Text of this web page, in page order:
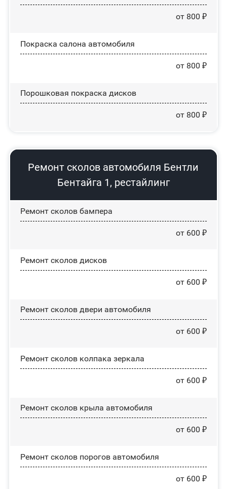
от 800 ₽
Покраска салона автомобиля
от 800 ₽
Порошковая покраска дисков
от 800 ₽
Ремонт сколов автомобиля Бентли
Бентайга 1, рестайлинг
Ремонт сколов бампера
от 600 ₽
Ремонт сколов дисков
от 600 ₽
Ремонт сколов двери автомобиля
от 600 ₽
Ремонт сколов колпака зеркала
от 600 ₽
Ремонт сколов крыла автомобиля
от 600 ₽
Ремонт сколов порогов автомобиля
от 600 ₽